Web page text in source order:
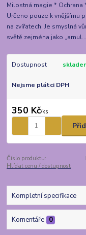
Milostná magie *
Určeno pouze k vnějšímu
na zvířatech. Je smyslná
světě zejména jako „amul...
Dostupnost
Nejsme plátci DPH
350 Kč/ks
Číslo produktu:
Hlídat cenu / dostupnost
Kompletní specifikace
Komentáře 0